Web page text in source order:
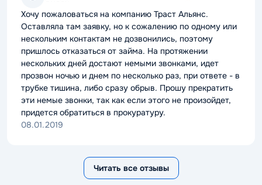
Хочу пожаловаться на компанию Траст Альянс.
Оставляла там заявку, но к сожалению по одному или
нескольким контактам не дозвонились, поэтому
пришлось отказаться от займа. На протяжении
нескольких дней достают немыми звонками, идет
прозвон ночью и днем по несколько раз, при ответе - в
трубке тишина, либо сразу обрыв. Прошу прекратить
эти немые звонки, так как если этого не произойдет,
придется обратиться в прокуратуру.
08.01.2019
Читать все отзывы